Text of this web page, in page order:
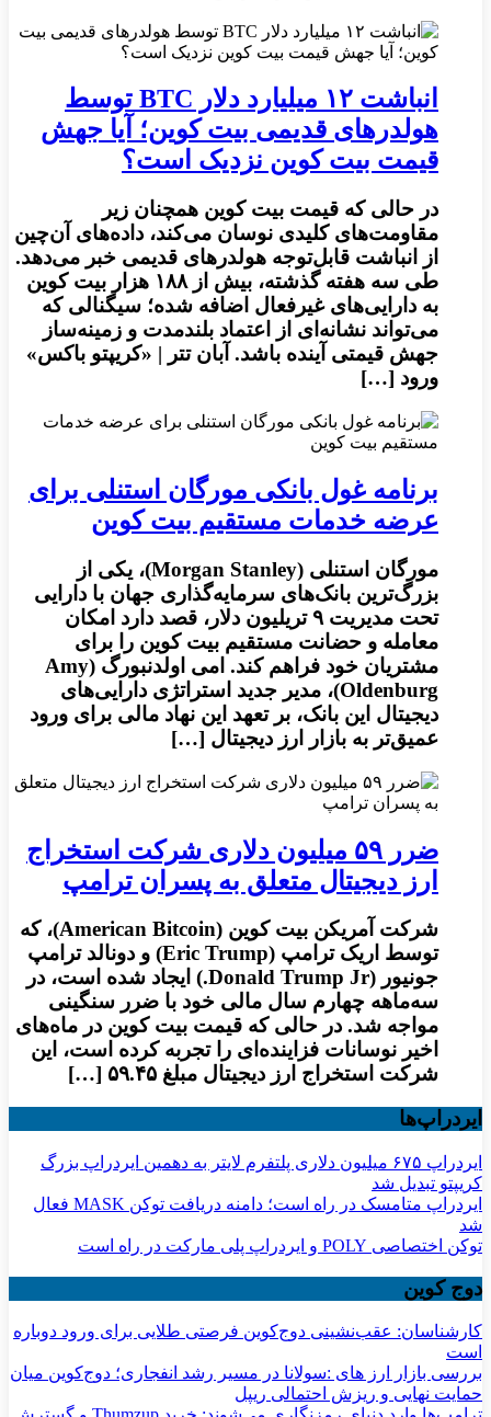
انباشت ۱۲ میلیارد دلار BTC توسط
هولدرهای قدیمی بیت کوین؛ آیا جهش
قیمت بیت کوین نزدیک است؟
در حالی‌ که قیمت بیت کوین همچنان زیر
مقاومت‌های کلیدی نوسان می‌کند، داده‌های آن‌چین
از انباشت قابل‌توجه هولدرهای قدیمی خبر می‌دهد.
طی سه هفته گذشته، بیش از ۱۸۸ هزار بیت کوین
به دارایی‌های غیرفعال اضافه شده؛ سیگنالی که
می‌تواند نشانه‌ای از اعتماد بلندمدت و زمینه‌ساز
جهش قیمتی آینده باشد. آبان تتر | «کریپتو باکس»
ورود […]
برنامه غول بانکی مورگان استنلی برای
عرضه خدمات مستقیم بیت کوین
مورگان استنلی (Morgan Stanley)، یکی از
بزرگ‌ترین بانک‌های سرمایه‌گذاری جهان با دارایی
تحت مدیریت ۹ تریلیون دلار، قصد دارد امکان
معامله و حضانت مستقیم بیت کوین را برای
مشتریان خود فراهم کند. امی اولدنبورگ (Amy
Oldenburg)، مدیر جدید استراتژی دارایی‌های
دیجیتال این بانک، بر تعهد این نهاد مالی برای ورود
عمیق‌تر به بازار ارز دیجیتال […]
ضرر ۵۹ میلیون دلاری شرکت استخراج
ارز دیجیتال متعلق به پسران ترامپ
شرکت آمریکن بیت کوین (American Bitcoin)، که
توسط اریک ترامپ (Eric Trump) و دونالد ترامپ
جونیور (Donald Trump Jr.) ایجاد شده است، در
سه‌ماهه چهارم سال مالی خود با ضرر سنگینی
مواجه شد. در حالی که قیمت بیت کوین در ماه‌های
اخیر نوسانات فزاینده‌ای را تجربه کرده است، این
شرکت استخراج ارز دیجیتال مبلغ ۵۹.۴۵ […]
ایردراپ‌ها
ایردراپ ۶۷۵ میلیون دلاری پلتفرم لایتر به دهمین ایردراپ بزرگ
کریپتو تبدیل شد
ایردراپ متامسک در راه است؛ دامنه دریافت توکن MASK فعال
شد
توکن اختصاصی POLY و ایردراپ پلی مارکت در راه است
دوج کوین
کارشناسان: عقب‌نشینی دوج‌کوین فرصتی طلایی برای ورود دوباره
است
بررسی بازار ارز های :سولانا در مسیر رشد انفجاری؛ دوج‌کوین میان
حمایت نهایی و ریزش احتمالی ریپل